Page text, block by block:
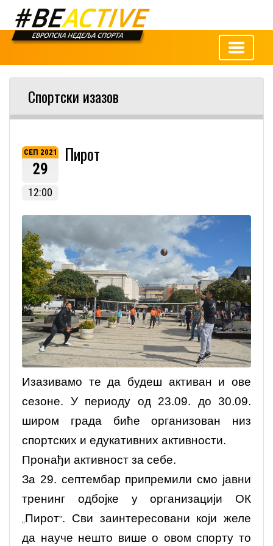
Спортски изазов
СЕП 2021
29
12:00
Пирот
Изазивамо те да будеш активан и ове
сезоне. У периоду од 23.09. до 30.09.
широм града биће организован низ
спортских и едукативних активности.
Пронађи активност за себе.
За 29. септембар припремили смо јавни
тренинг одбојке у организацији ОК
„Пирот”. Сви заинтересовани који желе
да науче нешто више о овом спорту то